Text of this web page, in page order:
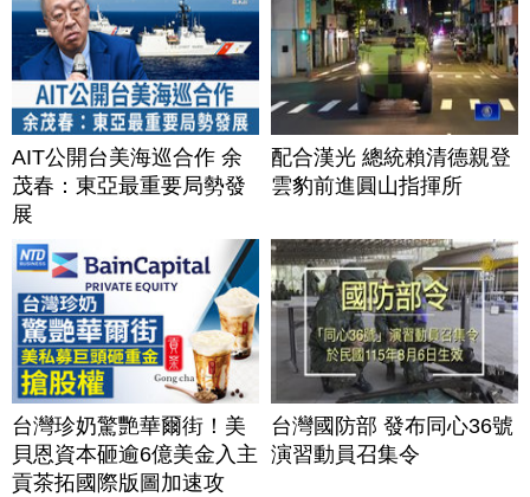
AIT公開台美海巡合作 余
茂春：東亞最重要局勢發
展
配合漢光 總統賴清德親登
雲豹前進圓山指揮所
台灣珍奶驚艷華爾街！美
貝恩資本砸逾6億美金入主
貢茶拓國際版圖加速攻
台灣國防部 發布同心36號
演習動員召集令